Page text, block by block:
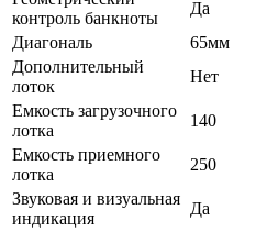
контроль банкноты
Да
Диагональ
65мм
Дополнительный
лоток
Нет
Емкость загрузочного
лотка
140
Емкость приемного
лотка
250
Звуковая и визуальная
индикация
Да